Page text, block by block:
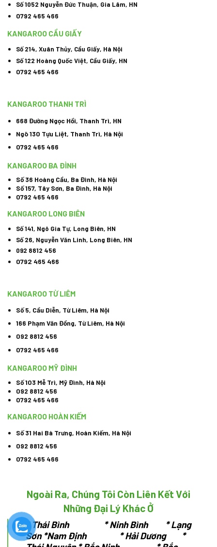
Số 1052 Nguyễn Đức Thuận, Gia Lâm, HN
0792 465 466
KANGAROO CẦU GIẤY
Số 214, Xuân Thủy, Cầu Giấy, Hà Nội
Số 122 Hoàng Quốc Việt, Cầu Giấy, HN
0792 465 466
KANGAROO THANH TRÌ
668 Đường Ngọc Hồi, Thanh Trì, HN
Ngõ 130 Tựu Liệt, Thanh Trì, Hà Nội
0792 465 466
KANGAROO BA ĐÌNH
Số 36 Hoàng Cầu, Ba Đình, Hà Nội
Số 157, Tây Sơn, Ba Đình, Hà Nội
0792 465 466
KANGAROO LONG BIÊN
Số 141, Ngô Gia Tự, Long Biên, HN
Số 26, Nguyễn Văn Linh, Long Biên, HN
092 8812 456
0792 465 466
KANGAROO TỪ LIÊM
Số 5, Cầu Diễn, Từ Liêm, Hà Nội
166 Phạm Văn Đồng, Từ Liêm, Hà Nội
092 8812 456
0792 465 466
KANGAROO MỸ ĐÌNH
Số 103 Mễ Trì, Mỹ Đình, Hà Nội
092 8812 456
0792 465 466
KANGAROO HOÀN KIẾM
Số 31 Hai Bà Trưng, Hoàn Kiếm, Hà Nội
092 8812 456
0792 465 466
Ngoài Ra, Chúng Tôi Còn Liên Kết Với
Những Đại Lý Khác Ở
*Thái Bình * Ninh Bình * Lạng
Sơn *Nam Định * Hải Dương *